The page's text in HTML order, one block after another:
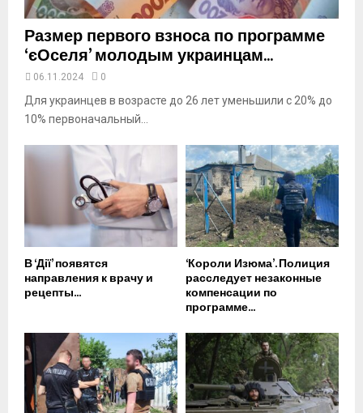
Размер первого взноса по программе
‘єОселя’ молодым украинцам...
06.11.2024 0
Для украинцев в возрасте до 26 лет уменьшили с 20% до
10% первоначальный...
В ‘Дії’ появятся
направления к врачу и
рецепты...
‘Короли Изюма’. Полиция
расследует незаконные
компенсации по
программе...